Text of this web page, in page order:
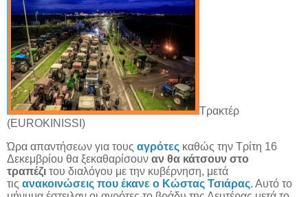
Τρακτέρ
(EUROKINISSI )
Ώρα απαντήσεων για τους αγρότες καθώς την Τρίτη 16
Δεκεμβρίου θα ξεκαθαρίσουν αν θα κάτσουν στο
τραπέζι του διαλόγου με την κυβέρνηση, μετά
τις ανακοινώσεις που έκανε ο Κώστας Τσιάρας. Αυτό το